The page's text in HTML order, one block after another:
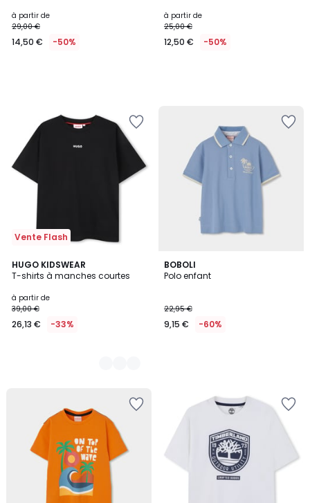
à partir de
29,00 €
14,50 € -50%
à partir de
25,00 €
12,50 € -50%
Vente Flash
HUGO KIDSWEAR
T-shirts à manches courtes
à partir de
39,00 €
26,13 € -33%
5
Couleurs
BOBOLI
Polo enfant
22,95 €
9,15 € -60%